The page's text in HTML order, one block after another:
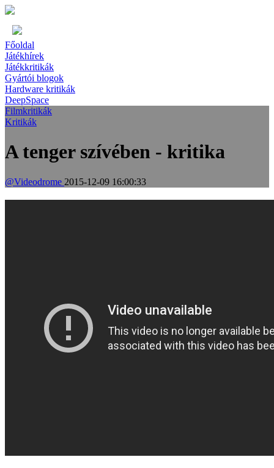
Főoldal
Játékhírek
Játékkritikák
Gyártói blogok
Hardware kritikák
DeepSpace
Filmkritikák
Kritikák
A tenger szívében - kritika
@Videodrome 2015-12-09 16:00:33